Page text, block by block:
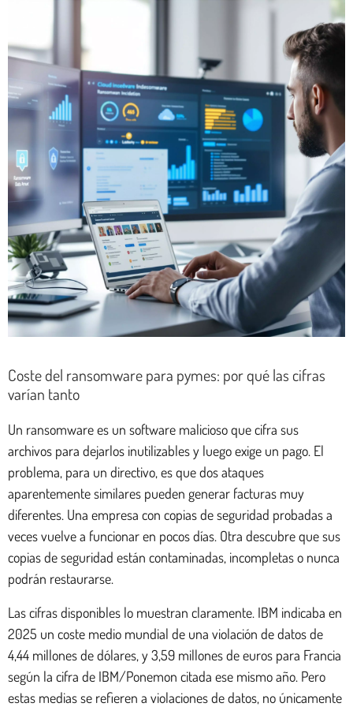
Coste del ransomware para pymes: por qué las cifras
varían tanto
Un ransomware es un software malicioso que cifra sus
archivos para dejarlos inutilizables y luego exige un pago. El
problema, para un directivo, es que dos ataques
aparentemente similares pueden generar facturas muy
diferentes. Una empresa con copias de seguridad probadas a
veces vuelve a funcionar en pocos días. Otra descubre que sus
copias de seguridad están contaminadas, incompletas o nunca
podrán restaurarse.
Las cifras disponibles lo muestran claramente. IBM indicaba en
2025 un coste medio mundial de una violación de datos de
4,44 millones de dólares, y 3,59 millones de euros para Francia
según la cifra de IBM/Ponemon citada ese mismo año. Pero
estas medias se refieren a violaciones de datos, no únicamente